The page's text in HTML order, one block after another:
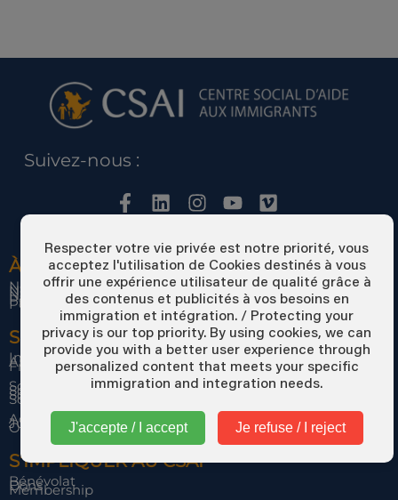
Respecter votre vie privée est notre priorité, vous
acceptez l'utilisation de Cookies destinés à vous
offrir une expérience utilisateur de qualité grâce à
des contenus et publicités à vos besoins en
immigration et intégration. / Protecting your
privacy is our top priority. By using cookies, we can
provide you with a better user experience through
personalized content that meets your specific
immigration and integration needs.
J'accepte / I accept Je refuse / I reject
Suivez-nous :
À PROPOS DU CSAI
Notre mission et nos valeurs
Notre équipe
Notre histoire
Politique de traitement des plaintes
Politique de confidentialité
SERVICES DU CSAI
Immigration, installation et intégration
Aide à l’emploi
Francisation
Soutien aux jeunes
Soutien aux femmes
Soutien aux familles
Soutien scolaire
Activités collectives
Jumelage interculturel
Objectif Intégration
S’IMPLIQUER AU CSAI
Bénévolat
Dons
Membership